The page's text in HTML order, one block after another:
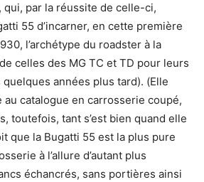
qui, par la réussite de celle-ci,
55 d’incarner, en cette première
l’archétype du roadster à la
celles des MG TC et TD pour leurs
années plus tard). (Elle
au catalogue en carrosserie coupé,
toutefois, tant s’est bien quand elle
que la Bugatti 55 est la plus pure
à l’allure d’autant plus
échancrés, sans portières ainsi